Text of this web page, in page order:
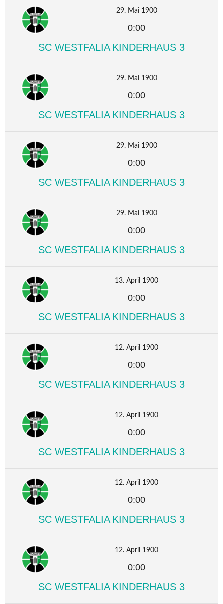
29. Mai 1900
0:00
SC WESTFALIA KINDERHAUS 3
29. Mai 1900
0:00
SC WESTFALIA KINDERHAUS 3
29. Mai 1900
0:00
SC WESTFALIA KINDERHAUS 3
29. Mai 1900
0:00
SC WESTFALIA KINDERHAUS 3
13. April 1900
0:00
SC WESTFALIA KINDERHAUS 3
12. April 1900
0:00
SC WESTFALIA KINDERHAUS 3
12. April 1900
0:00
SC WESTFALIA KINDERHAUS 3
12. April 1900
0:00
SC WESTFALIA KINDERHAUS 3
12. April 1900
0:00
SC WESTFALIA KINDERHAUS 3